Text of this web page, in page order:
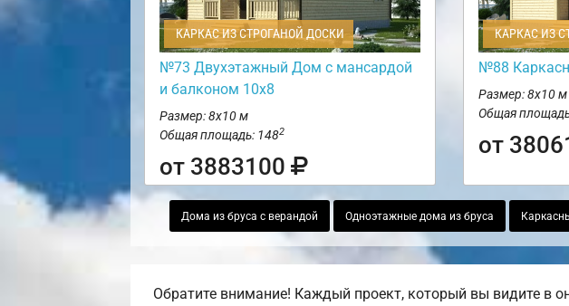
КАРКАС ИЗ СТРОГАНОЙ ДОСКИ
№73 Двухэтажный Дом с мансардой
и балконом 10х8
Размер: 8х10 м
Общая площадь: 1482
от 3883100
КАРКАС ИЗ
№88
Размер: 8х10 м
Общая
от
Дома из бруса с верандой Одноэтажные дома из бруса
Обратите внимание! Каждый проект, который вы видите в